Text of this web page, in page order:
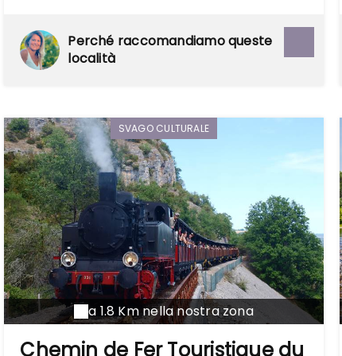
Perché raccomandiamo queste
località
SVAGO CULTURALE
a 1.8 Km nella nostra zona
Chemin de Fer Touristique du